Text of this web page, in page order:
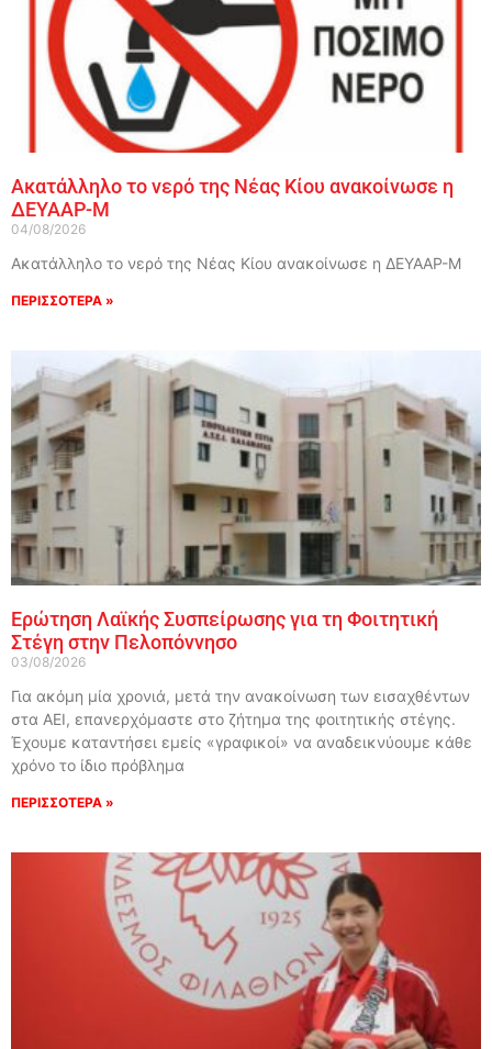
Ακατάλληλο το νερό της Νέας Κίου ανακοίνωσε η
ΔΕΥΑΑΡ-Μ
04/08/2026
Ακατάλληλο το νερό της Νέας Κίου ανακοίνωσε η ΔΕΥΑΑΡ-Μ
ΠΕΡΙΣΣΟΤΕΡΑ »
Ερώτηση Λαϊκής Συσπείρωσης για τη Φοιτητική
Στέγη στην Πελοπόννησο
03/08/2026
Για ακόμη μία χρονιά, μετά την ανακοίνωση των εισαχθέντων
στα ΑΕΙ, επανερχόμαστε στο ζήτημα της φοιτητικής στέγης.
Έχουμε καταντήσει εμείς «γραφικοί» να αναδεικνύουμε κάθε
χρόνο το ίδιο πρόβλημα
ΠΕΡΙΣΣΟΤΕΡΑ »